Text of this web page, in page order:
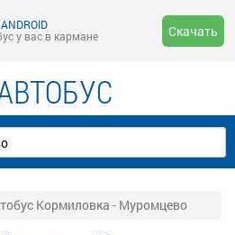
у вас в кармане
Скачать
Кормиловка - Муромцево